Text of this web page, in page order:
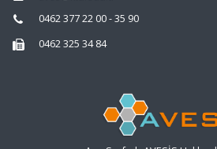
0462 377 22 00 - 35 90
0462 325 34 84